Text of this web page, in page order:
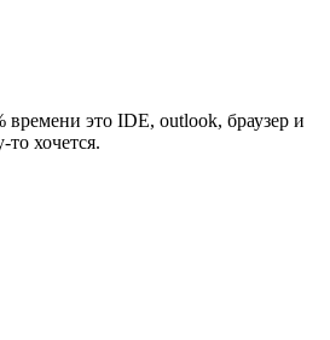
времени это IDE, outlook, браузер и
хочется.